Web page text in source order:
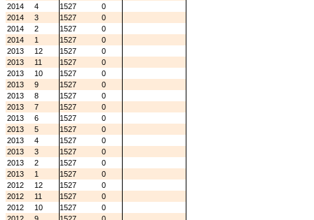
2014
4 1527
0
2014
3 1527
0
2014
2 1527
0
2014
1 1527
0
2013
12 1527
0
2013
11 1527
0
2013
10 1527
0
2013
9 1527
0
2013
8 1527
0
2013
7 1527
0
2013
6 1527
0
2013
5 1527
0
2013
4 1527
0
2013
3 1527
0
2013
2 1527
0
2013
1 1527
0
2012
12 1527
0
2012
11 1527
0
2012
10 1527
0